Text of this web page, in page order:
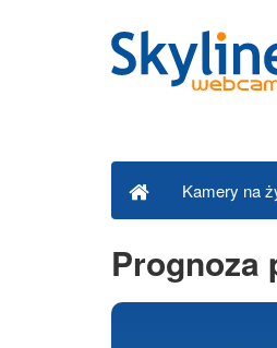
Kamery na
Prognoza